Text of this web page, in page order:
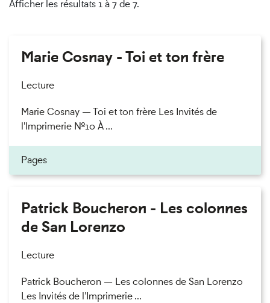
Afficher les résultats 1 à 7 de 7.
Marie Cosnay - Toi et ton frère
Lecture
Marie Cosnay — Toi et ton frère Les Invités de
l'Imprimerie n°10 À ...
Pages
Patrick Boucheron - Les colonnes
de San Lorenzo
Lecture
Patrick Boucheron — Les colonnes de San Lorenzo
Les Invités de l'Imprimerie ...